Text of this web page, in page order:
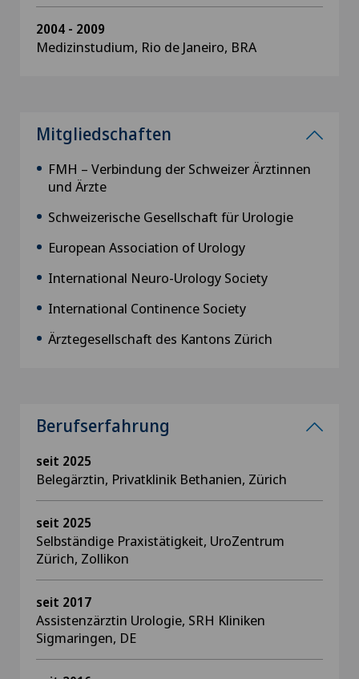
2004 - 2009
Medizinstudium, Rio de Janeiro, BRA
Mitgliedschaften
FMH – Verbindung der Schweizer Ärztinnen
und Ärzte
Schweizerische Gesellschaft für Urologie
European Association of Urology
International Neuro-Urology Society
International Continence Society
Ärztegesellschaft des Kantons Zürich
Berufserfahrung
seit 2025
Belegärztin, Privatklinik Bethanien, Zürich
seit 2025
Selbständige Praxistätigkeit, UroZentrum
Zürich, Zollikon
seit 2017
Assistenzärztin Urologie, SRH Kliniken
Sigmaringen, DE